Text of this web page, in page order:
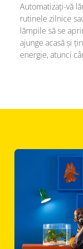
Automatizați-vă
rutinele zilnice
lămpile să se
ajunge acasă și
energie, atunci